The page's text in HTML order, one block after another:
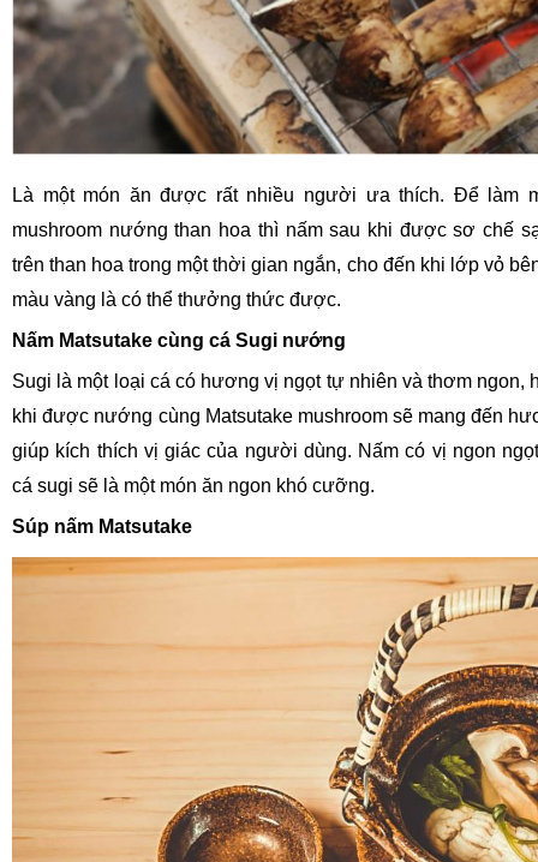
Là một món ăn được rất nhiều người ưa thích. Để làm
mushroom nướng than hoa thì nấm sau khi được sơ chế
trên than hoa trong một thời gian ngắn, cho đến khi lớp vỏ
màu vàng là có thể thưởng thức được.
Nấm Matsutake cùng cá Sugi nướng
Sugi là một loại cá có hương vị ngọt tự nhiên và thơm ngon,
khi được nướng cùng Matsutake mushroom sẽ mang đến
giúp kích thích vị giác của người dùng. Nấm có vị ngon
cá sugi sẽ là một món ăn ngon khó cưỡng.
Súp nấm Matsutake